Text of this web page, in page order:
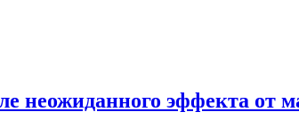
неожиданного эффекта от